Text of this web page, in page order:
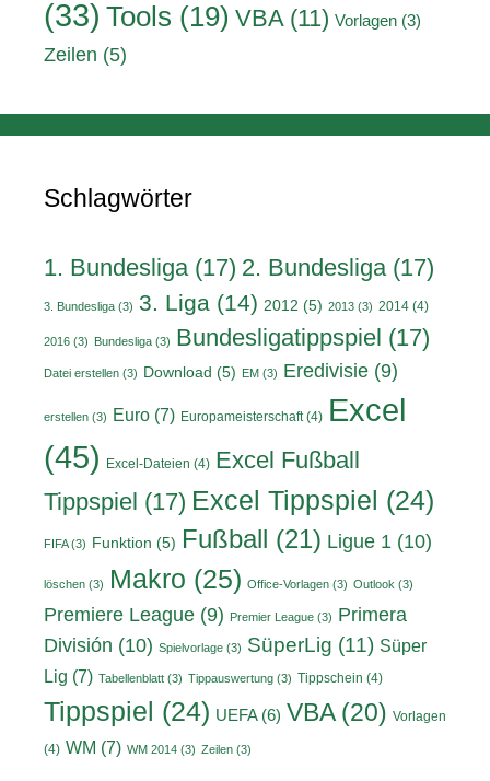
(33) Tools (19) VBA(11) Vorlagen (3)
Zeilen (5)
Schlagwörter
1. Bundesliga(17) 2. Bundesliga(17)
3. Bundesliga (3) 3. Liga (14) 2012 (5) 2013 (3) 2014 (4)
2016 (3) Bundesliga (3) Bundesligatippspiel (17)
Datei erstellen (3) Download (5) EM (3) Eredivisie (9)
erstellen (3) Euro (7) Europameisterschaft(4) Excel
(45)
Excel-Dateien (4) Excel Fußball
Tippspiel (17) Excel Tippspiel (24)
FIFA(3) Funktion (5) Fußball (21) Ligue 1 (10)
löschen (3) Makro (25) Office-Vorlagen (3) Outlook (3)
Premiere League (9) Premier League (3) Primera
División (10) Spielvorlage (3) SüperLig (11) Süper
Lig (7) Tabellenblatt (3) Tippauswertung (3) Tippschein (4)
Tippspiel (24) UEFA(6) VBA(20) Vorlagen
(4) WM (7) WM 2014 (3) Zeilen (3)